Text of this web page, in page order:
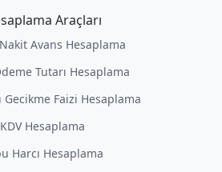
Araçları
Avans Hesaplama
Tutarı Hesaplama
Gecikme Faizi Hesaplama
KDV Hesaplama
Harcı Hesaplama